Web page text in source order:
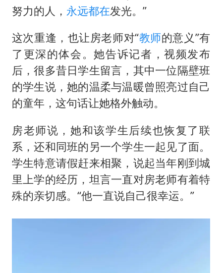
努力的人， 永远都在发光。”
这次重逢，也让房老师对“教师的意义”有
了更深的体会。她告诉记者，视频发布
后，很多昔日学生留言，其中一位隔壁班
的学生说，她的温柔与温暖曾照亮过自己
的童年，这句话让她格外触动。
房老师说，她和该学生后续也恢复了联
系，还和同班的另一个学生一起见了面。
学生特意请假赶来相聚，说起当年刚到城
里上学的经历，坦言一直对房老师有着特
殊的亲切感。“他一直说自己很幸运。”